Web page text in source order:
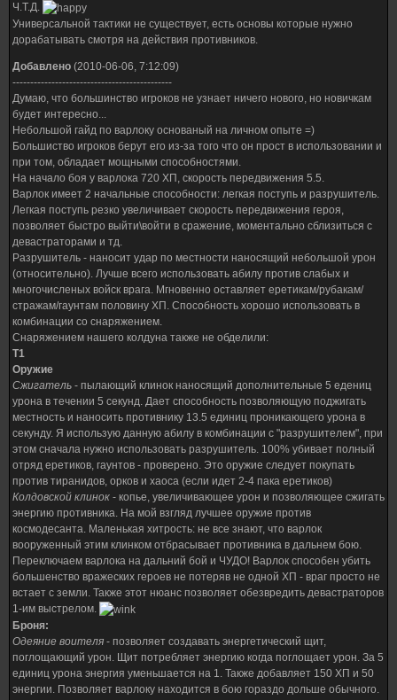
Ч.Т.Д.
Универсальной тактики не существует, есть основы которые нужно
дорабатывать смотря на действия противников.
Добавлено (2010-06-06, 7:12:09)
---------------------------------------------
Думаю, что большинство игроков не узнает ничего нового, но новичкам
будет интересно...
Небольшой гайд по варлоку основаный на личном опыте =)
Большиство игроков берут его из-за того что он прост в использовании и
при том, обладает мощными способностями.
На начало боя у варлока 720 ХП, скорость передвижения 5.5.
Варлок имеет 2 начальные способности: легкая поступь и разрушитель.
Легкая поступь резко увеличивает скорость передвижения героя,
позволяет быстро выйти\войти в сражение, моментально сблизиться с
девастраторами и тд.
Разрушитель - наносит удар по местности наносящий небольшой урон
(относительно). Лучше всего использовать абилу против слабых и
многочисленых войск врага. Мгновенно оставляет еретикам/рубакам/
стражам/гаунтам половину ХП. Способность хорошо использовать в
комбинации со снаряжением.
Снаряжением нашего колдуна также не обделили:
Т1
Оружие
Сжигатель - пылающий клинок наносящий дополнительные 5 едениц
урона в течении 5 секунд. Дает способность позволяющую поджигать
местность и наносить противнику 13.5 единиц проникающего урона в
секунду. Я использую данную абилу в комбинации с "разрушителем", при
этом сначала нужно использовать разрушитель. 100% убивает полный
отряд еретиков, гаунтов - проверено. Это оружие следует покупать
против тиранидов, орков и хаоса (если идет 2-4 пака еретиков)
Колдовской клинок - копье, увеличивающее урон и позволяющее сжигать
энергию противника. На мой взгляд лучшее оружие против
космодесанта. Маленькая хитрость: не все знают, что варлок
вооруженный этим клинком отбрасывает противника в дальнем бою.
Переключаем варлока на дальний бой и ЧУДО! Варлок способен убить
большенство вражеских героев не потеряв не одной ХП - враг просто не
встает с земли. Также этот нюанс позволяет обезвредить девастраторов
1-им выстрелом.
Броня:
Одеяние воителя - позволяет создавать энергетический щит,
поглощающий урон. Щит потребляет энергию когда поглощает урон. За 5
единиц урона энергия уменьшается на 1. Также добавляет 150 ХП и 50
энергии. Позволяет варлоку находится в бою гораздо дольше обычного.